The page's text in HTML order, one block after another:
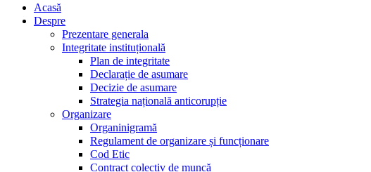
Acasă
Despre
Prezentare generala
Integritate instituțională
Plan de integritate
Declarație de asumare
Decizie de asumare
Strategia națională anticorupție
Organizare
Organinigramă
Regulament de organizare și funcționare
Cod Etic
Contract colectiv de muncă